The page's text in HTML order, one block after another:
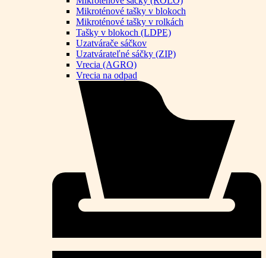
Mikroténové tašky v blokoch
Mikroténové tašky v rolkách
Tašky v blokoch (LDPE)
Uzatvárače sáčkov
Uzatvárateľné sáčky (ZIP)
Vrecia (AGRO)
Vrecia na odpad